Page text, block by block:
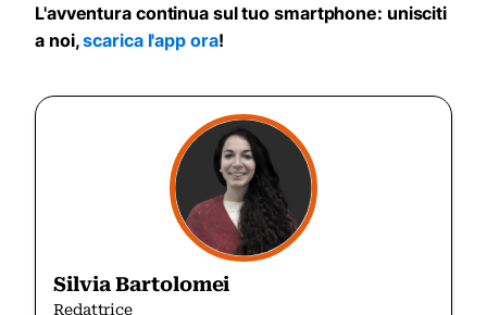
L'avventura continua sul tuo smartphone: unisciti
a noi,scarica l'app ora!
Silvia Bartolomei
Redattrice